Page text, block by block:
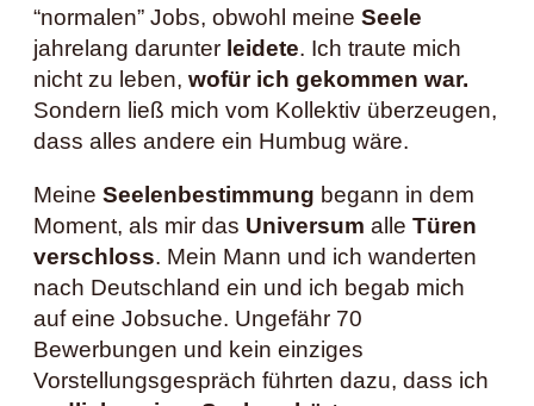
“normalen” Jobs, obwohl meine Seele
jahrelang darunter leidete. Ich traute mich
nicht zu leben, wofür ich gekommen war.
Sondern ließ mich vom Kollektiv überzeugen,
dass alles andere ein Humbug wäre.
Meine Seelenbestimmung begann in dem
Moment, als mir das Universum alle Türen
verschloss. Mein Mann und ich wanderten
nach Deutschland ein und ich begab mich
auf eine Jobsuche. Ungefähr 70
Bewerbungen und kein einziges
Vorstellungsgespräch führten dazu, dass ich